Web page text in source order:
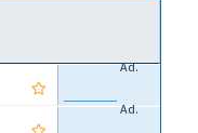
Ad.
Ad.